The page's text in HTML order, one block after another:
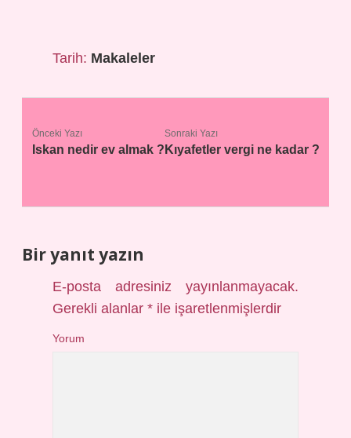
Tarih: Makaleler
Önceki Yazı
Iskan nedir ev almak ?
Sonraki Yazı
Kıyafetler vergi ne kadar ?
Bir yanıt yazın
E-posta adresiniz yayınlanmayacak.
Gerekli alanlar* ile işaretlenmişlerdir
Yorum